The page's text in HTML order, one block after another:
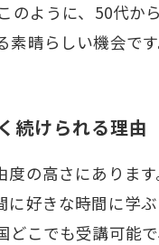
のように、50代
晴らしい機会です
続けられる理由
の高さにありま
に好きな時間に学
どこでも受講可能